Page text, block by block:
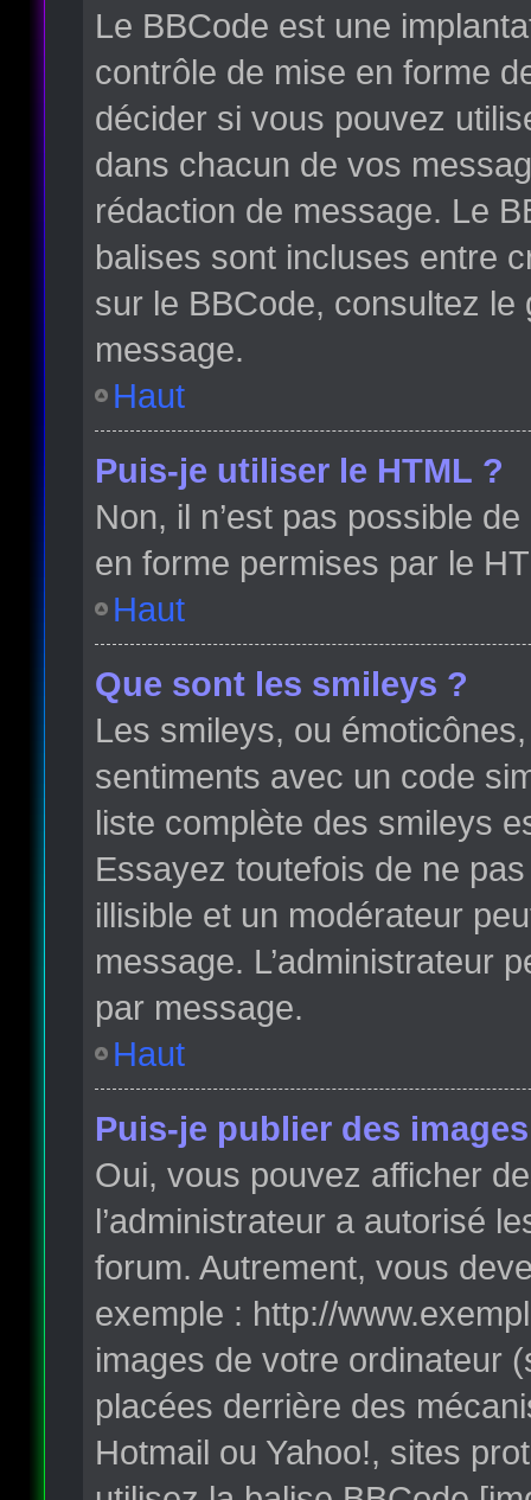
Le BBCode est une
contrôle de mise en forme
décider si vous pouvez
dans chacun de vos
rédaction de message. Le
balises sont incluses entre
sur le BBCode, consultez
message.
Haut
Puis-je utiliser le HTML ?
Non, il n’est pas possible
en forme permises par le
Haut
Que sont les smileys ?
Les smileys, ou
sentiments avec un code
liste complète des smileys
Essayez toutefois de ne
illisible et un modérateur
message. L’administrateur
par message.
Haut
Puis-je publier des
Oui, vous pouvez afficher
l’administrateur a autorisé
forum. Autrement, vous
exemple : http://
images de votre ordinateur
placées derrière des
Hotmail ou Yahoo!, sites